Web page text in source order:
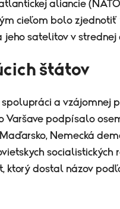
aliancie
cieľom bolo zjednotiť
jeho satelitov v
štátov
a vzájomnej
Varšave podpísalo
Maďarsko, Nemecká
socialistických
ktorý dostal názov